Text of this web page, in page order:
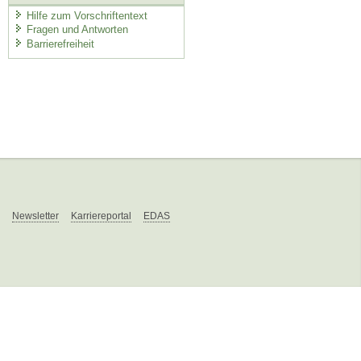
Hilfe zum Vorschriftentext
Fragen und Antworten
Barrierefreiheit
Newsletter Karriereportal EDAS